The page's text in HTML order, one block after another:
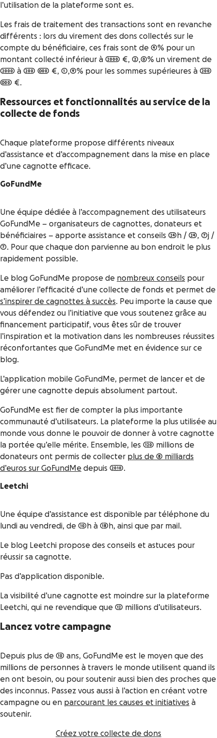
l’utilisation de la plateforme sont es.
Les frais de traitement des transactions sont en revanche
différents : lors du virement des dons collectés sur le
compte du bénéficiaire, ces frais sont de 4% pour un
montant collecté inférieur à 2000 €, 2,0% un virement de
2000 à 200 000 €, 1,9% pour les sommes supérieures à 200
000 €.
Ressources et fonctionnalités au service de la
collecte de fonds
Chaque plateforme propose différents niveaux
d’assistance et d’accompagnement dans la mise en place
d’une cagnotte efficace.
GoFundMe
Une équipe dédiée à l’accompagnement des utilisateurs
GoFundMe – organisateurs de cagnottes, donateurs et
bénéficiaires – apporte assistance et conseils 24h / 24, 7j /
7. Pour que chaque don parvienne au bon endroit le plus
rapidement possible.
Le blog GoFundMe propose de nombreux conseils pour
améliorer l’efficacité d’une collecte de fonds et permet de
s’inspirer de cagnottes à succès. Peu importe la cause que
vous défendez ou l’initiative que vous soutenez grâce au
financement participatif, vous êtes sûr de trouver
l’inspiration et la motivation dans les nombreuses réussites
réconfortantes que GoFundMe met en évidence sur ce
blog.
L’application mobile GoFundMe, permet de lancer et de
gérer une cagnotte depuis absolument partout.
GoFundMe est fier de compter la plus importante
communauté d’utilisateurs. La plateforme la plus utilisée au
monde vous donne le pouvoir de donner à votre cagnotte
la portée qu’elle mérite. Ensemble, les 120 millions de
donateurs ont permis de collecter plus de 8 milliards
d’euros sur GoFundMe depuis 2010.
Leetchi
Une équipe d’assistance est disponible par téléphone du
lundi au vendredi, de 10h à 18h, ainsi que par mail.
Le blog Leetchi propose des conseils et astuces pour
réussir sa cagnotte.
Pas d’application disponible.
La visibilité d’une cagnotte est moindre sur la plateforme
Leetchi, qui ne revendique que 12 millions d’utilisateurs.
Lancez votre campagne
Depuis plus de 10 ans, GoFundMe est le moyen que des
millions de personnes à travers le monde utilisent quand ils
en ont besoin, ou pour soutenir aussi bien des proches que
des inconnus. Passez vous aussi à l’action en créant votre
campagne ou en parcourant les causes et initiatives à
soutenir.
Créez votre collecte de dons